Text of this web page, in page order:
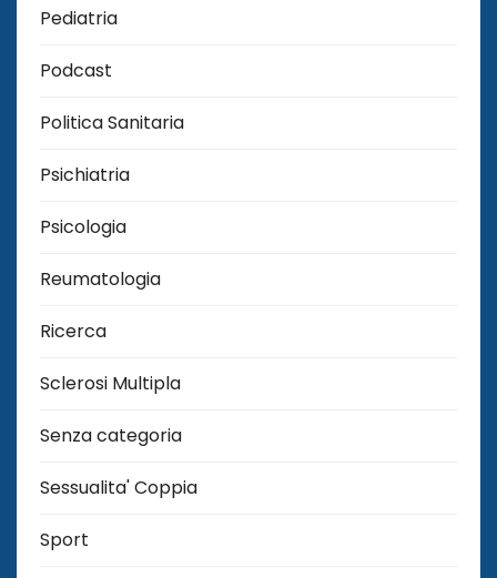
Pediatria
Podcast
Politica Sanitaria
Psichiatria
Psicologia
Reumatologia
Ricerca
Sclerosi Multipla
Senza categoria
Sessualita' Coppia
Sport